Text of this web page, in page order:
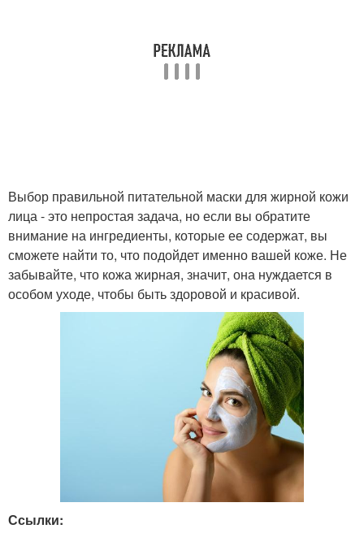
Выбор правильной питательной маски для жирной кожи
лица - это непростая задача, но если вы обратите
внимание на ингредиенты, которые ее содержат, вы
сможете найти то, что подойдет именно вашей коже. Не
забывайте, что кожа жирная, значит, она нуждается в
особом уходе, чтобы быть здоровой и красивой.
Ссылки: